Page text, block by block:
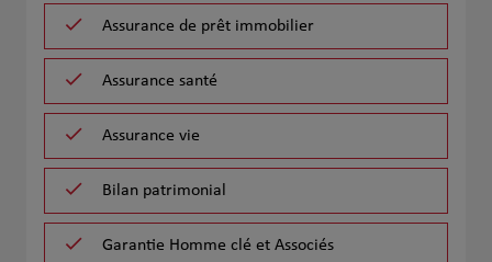
Assurance de prêt immobilier
Assurance santé
Assurance vie
Bilan patrimonial
Garantie Homme clé et Associés